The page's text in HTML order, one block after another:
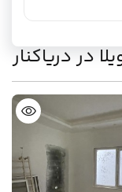
در دریاکنار